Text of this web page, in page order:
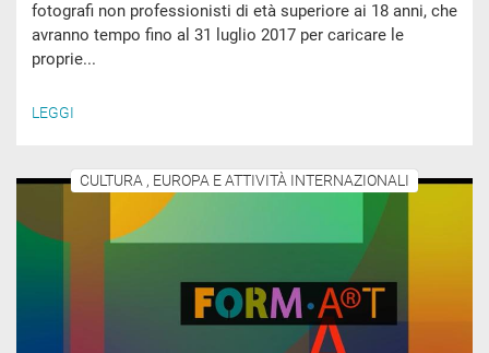
fotografi non professionisti di età superiore ai 18 anni, che
avranno tempo fino al 31 luglio 2017 per caricare le
proprie...
LEGGI
CULTURA , EUROPA E ATTIVITÀ INTERNAZIONALI